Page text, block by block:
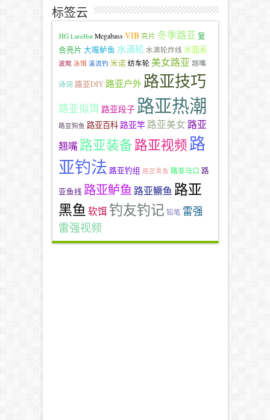
标签云
JIG LureHot Megabass VIB 亮片 冬季路亚 复
合亮片 大嘴鲈鱼 水滴轮 水滴轮炸线 水面系
波爬 泳饵 溪流钓 米诺 纺车轮 美女路亚 翘嘴
诗词 路亚DIY 路亚户外 路亚技巧
路亚拟饵 路亚段子 路亚热潮
路亚狗鱼 路亚百科 路亚竿 路亚美女 路亚
翘嘴 路亚装备 路亚视频路
亚钓法 路亚钓组 路亚青鱼 路亚马口 路
亚鱼线 路亚鲈鱼 路亚鳜鱼 路亚
黑鱼 软饵 钓友钓记 铅笔 雷强
雷强视频